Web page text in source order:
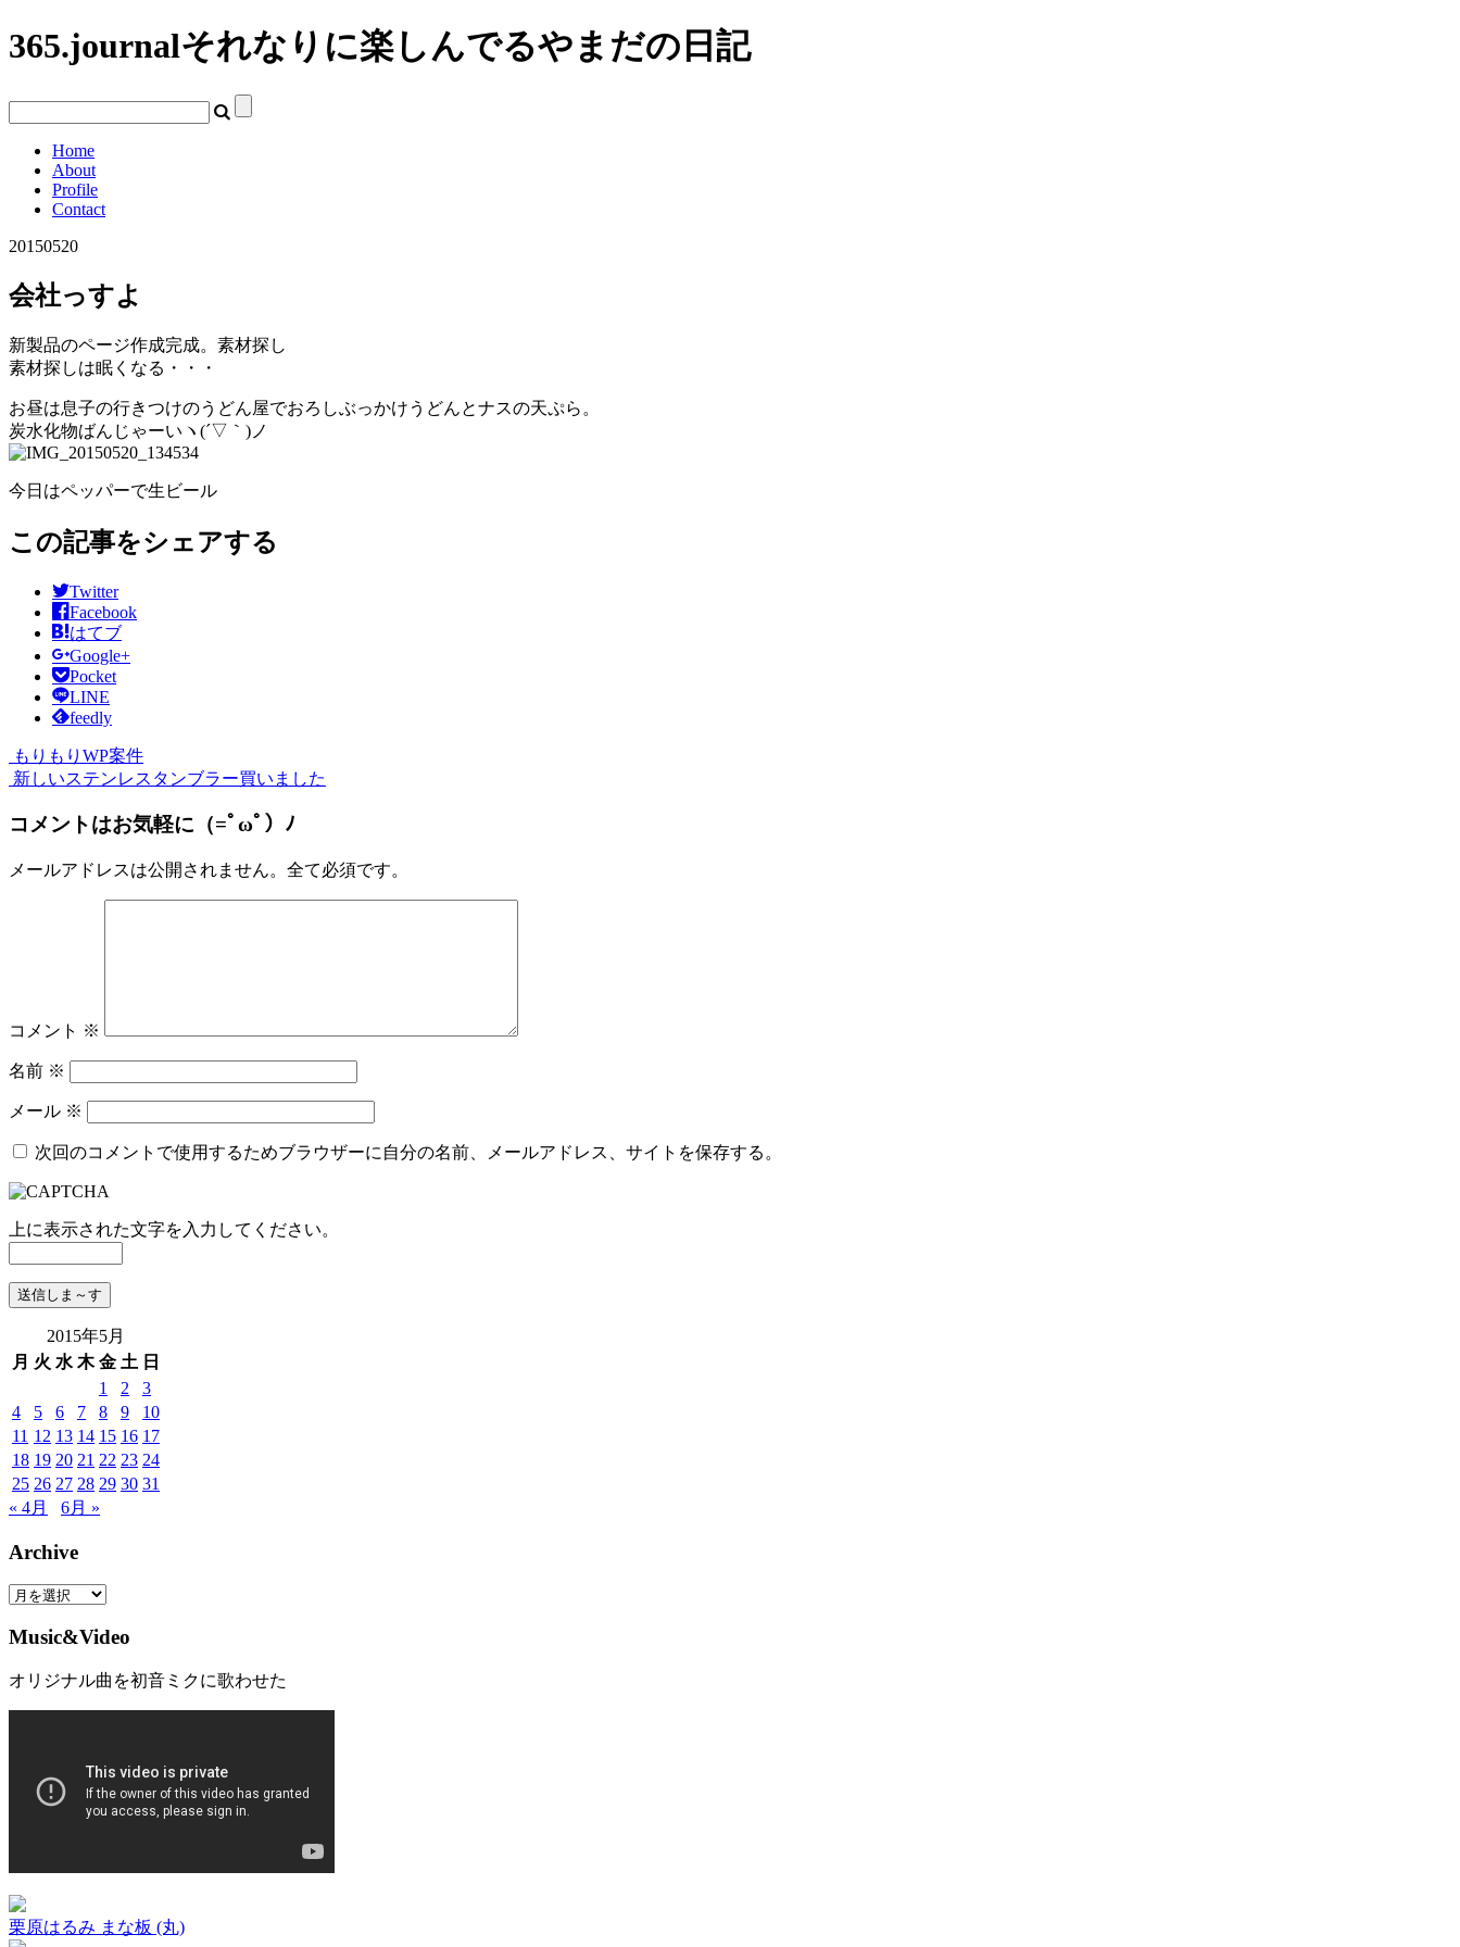
365.journalそれなりに楽しんでるやまだの日記
Home
About
Profile
Contact
20150520
会社っすよ
新製品のページ作成完成。素材探し
素材探しは眠くなる・・・
お昼は息子の行きつけのうどん屋でおろしぶっかけうどんとナスの天ぷら。
炭水化物ばんじゃーいヽ(´▽｀)ノ
今日はペッパーで生ビール
この記事をシェアする
Twitter
Facebook
はてブ
Google+
Pocket
LINE
feedly
もりもりWP案件
新しいステンレスタンブラー買いました
コメントはお気軽に（=ﾟωﾟ）ﾉ
メールアドレスは公開されません。全て必須です。
コメント ※
名前 ※
メール ※
次回のコメントで使用するためブラウザーに自分の名前、メールアドレス、サイトを保存する。
上に表示された文字を入力してください。
2015年5月
月 火 水 木 金 土 日
1
2
3
4
5 6 7 8 9
10
11 12 13 14 15 16 17
18 19 20 21 22 23 24
25 26 27 28 29 30 31
« 4月
6月 »
Archive
Archive
Music&Video
オリジナル曲を初音ミクに歌わせた
栗原はるみ まな板 (丸)